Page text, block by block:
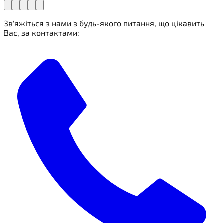
Зв'яжіться з нами з будь-якого питання, що цікавить
Вас, за контактами: